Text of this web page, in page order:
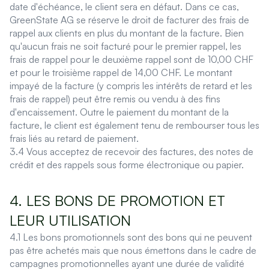
date d'échéance, le client sera en défaut. Dans ce cas,
GreenState AG se réserve le droit de facturer des frais de
rappel aux clients en plus du montant de la facture. Bien
qu'aucun frais ne soit facturé pour le premier rappel, les
frais de rappel pour le deuxième rappel sont de 10,00 CHF
et pour le troisième rappel de 14,00 CHF. Le montant
impayé de la facture (y compris les intérêts de retard et les
frais de rappel) peut être remis ou vendu à des fins
d'encaissement. Outre le paiement du montant de la
facture, le client est également tenu de rembourser tous les
frais liés au retard de paiement.
3.4 Vous acceptez de recevoir des factures, des notes de
crédit et des rappels sous forme électronique ou papier.
4. LES BONS DE PROMOTION ET
LEUR UTILISATION
4.1 Les bons promotionnels sont des bons qui ne peuvent
pas être achetés mais que nous émettons dans le cadre de
campagnes promotionnelles ayant une durée de validité